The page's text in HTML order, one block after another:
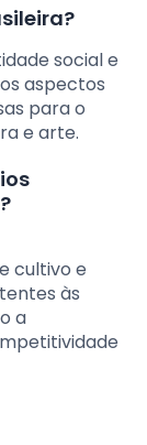
social e
aspectos
para o
e arte.
cultivo e
às
a